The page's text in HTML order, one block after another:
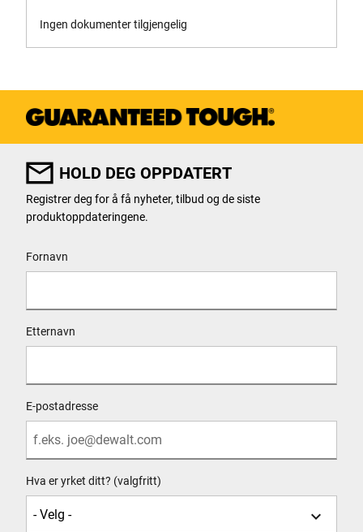
Tykkelse på sagblad [mm]
Usikkerhet K1 (Vibrasjon)
1.5 m/s2
Ingen dokumenter tilgjengelig
HOLD DEG OPPDATERT
Registrer deg for å få nyheter, tilbud og de siste
produktoppdateringene.
Fornavn
Etternavn
E-postadresse
Hva er yrket ditt? (valgfritt)